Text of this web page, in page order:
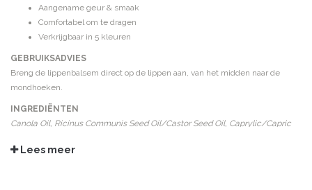
Aangename geur & smaak
Comfortabel om te dragen
Verkrijgbaar in 5 kleuren
GEBRUIKSADVIES
Breng de lippenbalsem direct op de lippen aan, van het midden naar de
mondhoeken.
INGREDIËNTEN
Canola Oil, Ricinus Communis Seed Oil/Castor Seed Oil, Caprylic/Capric
Cera/Sunflower Seed Wax, Bis-Behenyl/Isostearyl/Phytosteryl Dimer
Lees meer